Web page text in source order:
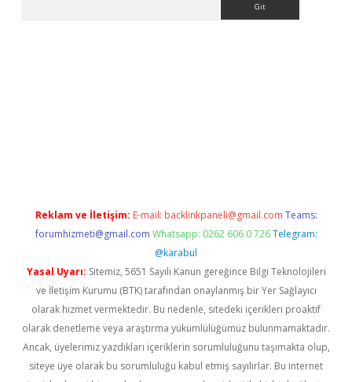
Reklam ve İletişim: E-mail: backlinkpaneli@gmail.com Teams:
forumhizmeti@gmail.com Whatsapp: 0262 606 0 726 Telegram:
@karabul
Yasal Uyarı: Sitemiz, 5651 Sayılı Kanun gereğince Bilgi Teknolojileri
ve İletişim Kurumu (BTK) tarafından onaylanmış bir Yer Sağlayıcı
olarak hizmet vermektedir. Bu nedenle, sitedeki içerikleri proaktif
olarak denetleme veya araştırma yükümlülüğümüz bulunmamaktadır.
Ancak, üyelerimiz yazdıkları içeriklerin sorumluluğunu taşımakta olup,
siteye üye olarak bu sorumluluğu kabul etmiş sayılırlar. Bu internet